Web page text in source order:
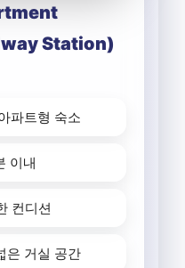
Station)
파트형 숙소
이내
컨디션
은 거실 공간